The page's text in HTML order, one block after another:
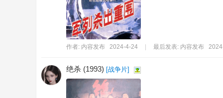
作者: 内容发布 2024-4-24 最后发表: 内容发布
绝杀 (1993) [战争片]